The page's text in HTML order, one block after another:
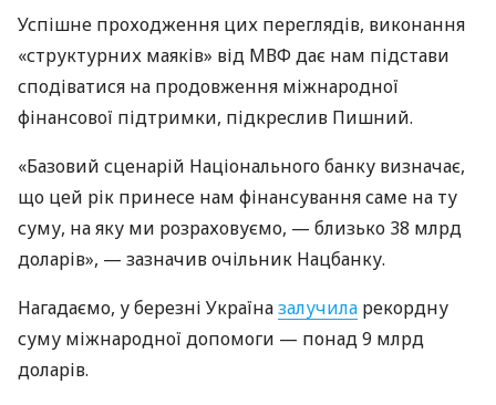
Успішне проходження цих переглядів, виконання
«структурних маяків» від МВФ дає нам підстави
сподіватися на продовження міжнародної
фінансової підтримки, підкреслив Пишний.
«Базовий сценарій Національного банку визначає,
що цей рік принесе нам фінансування саме на ту
суму, на яку ми розраховуємо, — близько 38 млрд
доларів», — зазначив очільник Нацбанку.
Нагадаємо, у березні Україназалучила рекордну
суму міжнародної допомоги — понад 9 млрд
доларів.